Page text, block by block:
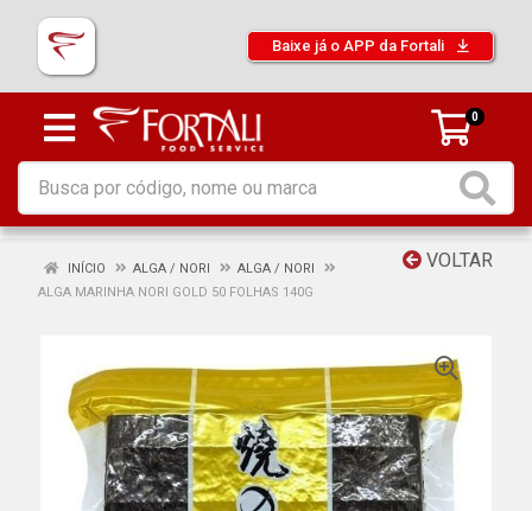
Baixe já o APP da Fortali
0
VOLTAR
INÍCIO ALGA / NORI
ALGA / NORI
ALGA MARINHA NORI GOLD 50 FOLHAS 140G